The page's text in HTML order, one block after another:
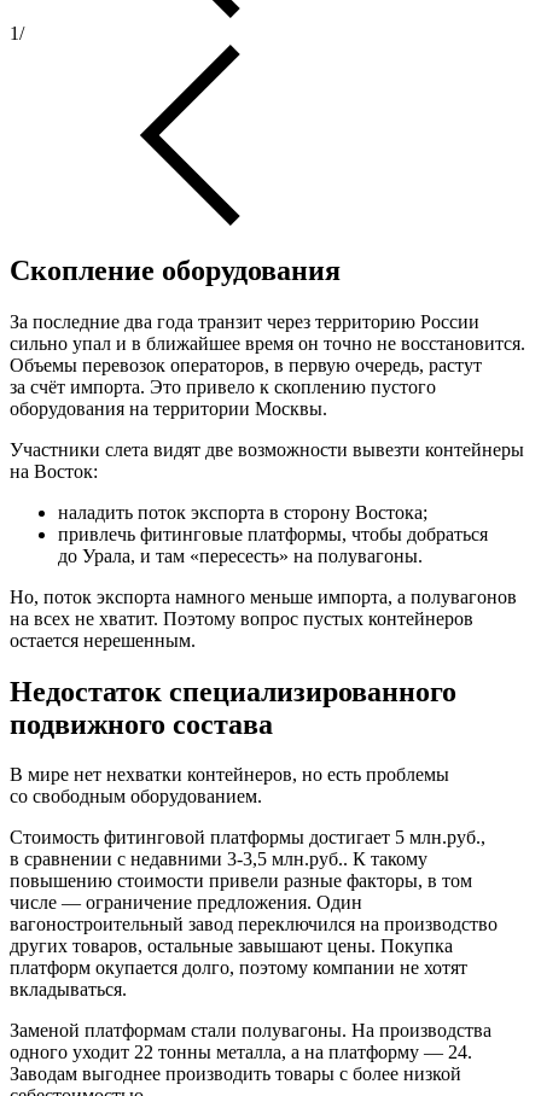
1/
Скопление оборудования
За последние два года транзит через территорию России
сильно упал и в ближайшее время он точно не восстановится.
Объемы перевозок операторов, в первую очередь, растут
за счёт импорта. Это привело к скоплению пустого
оборудования на территории Москвы.
Участники слета видят две возможности вывезти контейнеры
на Восток:
наладить поток экспорта в сторону Востока;
привлечь фитинговые платформы, чтобы добраться
до Урала, и там «пересесть» на полувагоны.
Но, поток экспорта намного меньше импорта, а полувагонов
на всех не хватит. Поэтому вопрос пустых контейнеров
остается нерешенным.
Недостаток специализированного
подвижного состава
В мире нет нехватки контейнеров, но есть проблемы
со свободным оборудованием.
Стоимость фитинговой платформы достигает 5 млн.руб.,
в сравнении с недавними 3-3,5 млн.руб.. К такому
повышению стоимости привели разные факторы, в том
числе — ограничение предложения. Один
вагоностроительный завод переключился на производство
других товаров, остальные завышают цены. Покупка
платформ окупается долго, поэтому компании не хотят
вкладываться.
Заменой платформам стали полувагоны. На производства
одного уходит 22 тонны металла, а на платформу — 24.
Заводам выгоднее производить товары с более низкой